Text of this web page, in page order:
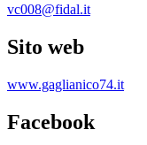
vc008@fidal.it
Sito web
www.gaglianico74.it
Facebook